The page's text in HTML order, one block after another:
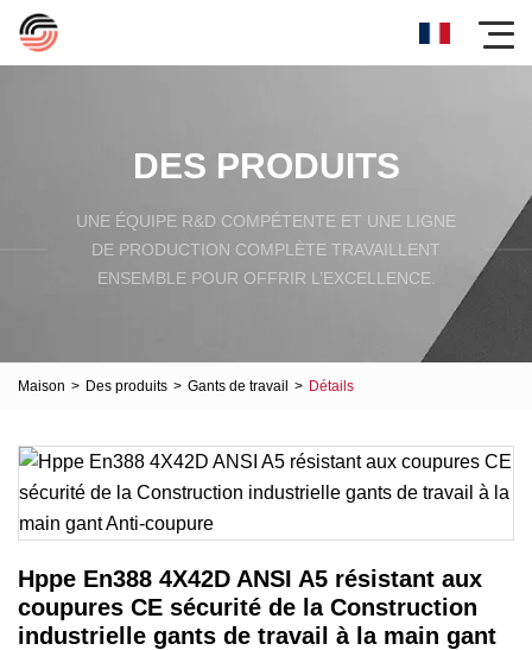
DES PRODUITS
UNE ÉQUIPE R&D COMPÉTENTE ET UNE LIGNE
DE PRODUCTION COMPLÈTE TRAVAILLENT
ENSEMBLE POUR OFFRIR L’EXCELLENCE.
Maison > Des produits > Gants de travail > Détails
Hppe En388 4X42D ANSI A5 résistant aux
coupures CE sécurité de la Construction
industrielle gants de travail à la main gant